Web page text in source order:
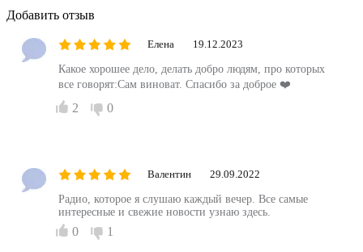
Добавить отзыв
Елена 19.12.2023
Какое хорошее дело, делать добро людям, про которых
все говорят:Сам виноват. Спасибо за доброе ❤️
2 0
Валентин 29.09.2022
Радио, которое я слушаю каждый вечер. Все самые
интересные и свежие новости узнаю здесь.
0 1